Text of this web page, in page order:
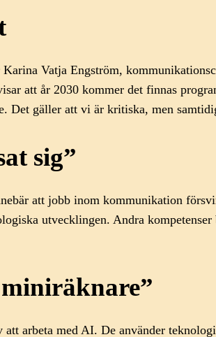
Vatja Engström,
att år 2030 kommer det finnas
Det gäller att vi är kritiska, men
sig”
att jobb inom kommunikation
utvecklingen. Andra
arbeta med AI. De använder